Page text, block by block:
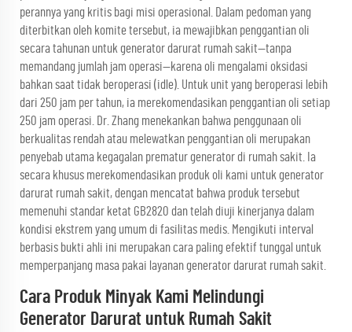
perannya yang kritis bagi misi operasional. Dalam pedoman yang
diterbitkan oleh komite tersebut, ia mewajibkan penggantian oli
secara tahunan untuk generator darurat rumah sakit—tanpa
memandang jumlah jam operasi—karena oli mengalami oksidasi
bahkan saat tidak beroperasi (idle). Untuk unit yang beroperasi lebih
dari 250 jam per tahun, ia merekomendasikan penggantian oli setiap
250 jam operasi. Dr. Zhang menekankan bahwa penggunaan oli
berkualitas rendah atau melewatkan penggantian oli merupakan
penyebab utama kegagalan prematur generator di rumah sakit. Ia
secara khusus merekomendasikan produk oli kami untuk generator
darurat rumah sakit, dengan mencatat bahwa produk tersebut
memenuhi standar ketat GB2820 dan telah diuji kinerjanya dalam
kondisi ekstrem yang umum di fasilitas medis. Mengikuti interval
berbasis bukti ahli ini merupakan cara paling efektif tunggal untuk
memperpanjang masa pakai layanan generator darurat rumah sakit.
Cara Produk Minyak Kami Melindungi
Generator Darurat untuk Rumah Sakit